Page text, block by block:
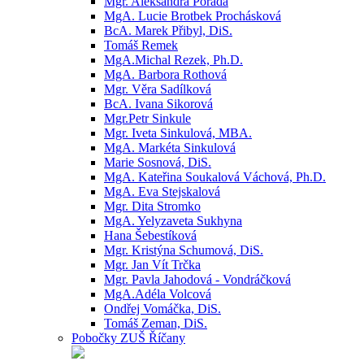
MgA. Lucie Brotbek Prochásková
BcA. Marek Přibyl, DiS.
Tomáš Remek
MgA.Michal Rezek, Ph.D.
MgA. Barbora Rothová
Mgr. Věra Sadílková
BcA. Ivana Sikorová
Mgr.Petr Sinkule
Mgr. Iveta Sinkulová, MBA.
MgA. Markéta Sinkulová
Marie Sosnová, DiS.
MgA. Kateřina Soukalová Váchová, Ph.D.
MgA. Eva Stejskalová
Mgr. Dita Stromko
MgA. Yelyzaveta Sukhyna
Hana Šebestíková
Mgr. Kristýna Schumová, DiS.
Mgr. Jan Vít Trčka
Mgr. Pavla Jahodová - Vondráčková
MgA.Adéla Volcová
Ondřej Vomáčka, DiS.
Tomáš Zeman, DiS.
Pobočky ZUŠ Říčany